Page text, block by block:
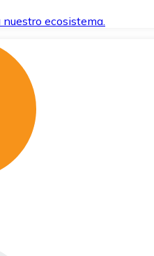
ecosistema.